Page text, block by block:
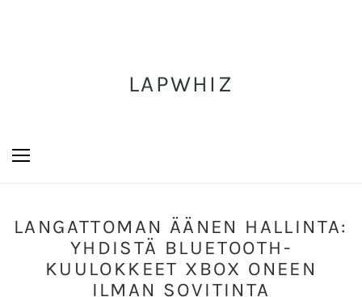
LAPWHIZ
LANGATTOMAN ÄÄNEN HALLINTA:
YHDISTÄ BLUETOOTH-
KUULOKKEET XBOX ONEEN
ILMAN SOVITINTA